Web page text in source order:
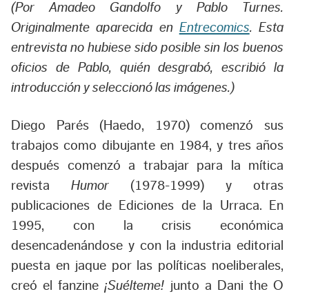
(Por Amadeo Gandolfo y Pablo Turnes.
Originalmente aparecida en Entrecomics. Esta
entrevista no hubiese sido posible sin los buenos
oficios de Pablo, quién desgrabó, escribió la
introducción y seleccionó las imágenes.)
Diego Parés (Haedo, 1970) comenzó sus
trabajos como dibujante en 1984, y tres años
después comenzó a trabajar para la mítica
revista Humor (1978-1999) y otras
publicaciones de Ediciones de la Urraca. En
1995, con la crisis económica
desencadenándose y con la industria editorial
puesta en jaque por las políticas noeliberales,
creó el fanzine ¡Suélteme! junto a Dani the O